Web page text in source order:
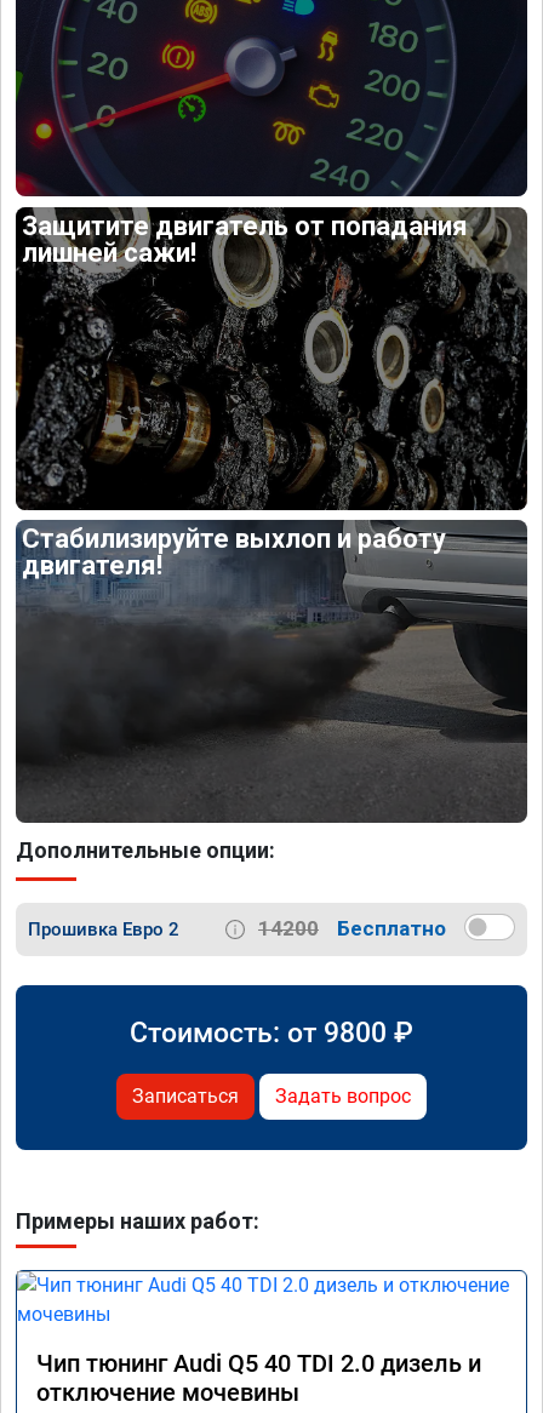
Защитите двигатель от попадания
лишней сажи!
Стабилизируйте выхлоп и работу
двигателя!
Дополнительные опции:
Прошивка Евро 2 14200 Бесплатно
Стоимость: от 9800 ₽
Записаться Задать вопрос
Примеры наших работ:
Чип тюнинг Audi Q5 40 TDI 2.0 дизель и
отключение мочевины